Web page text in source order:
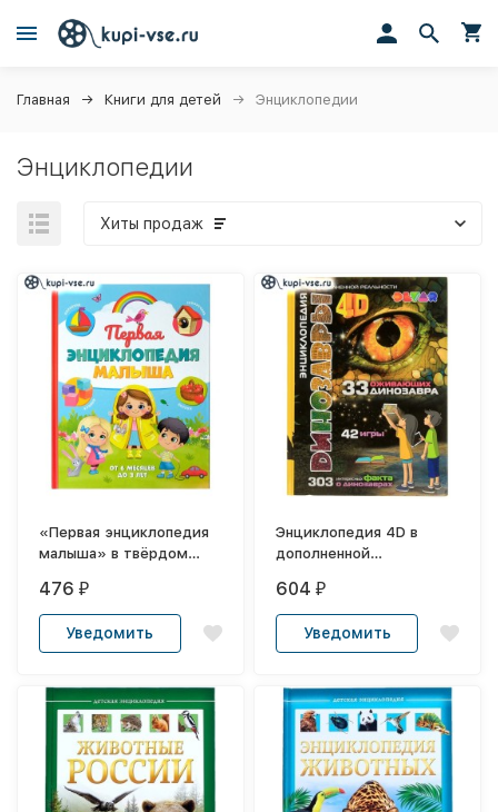
Главная Книги для детей Энциклопедии
Энциклопедии
Хиты продаж
«Первая энциклопедия
малыша» в твёрдом
476₽
Уведомить
Энциклопедия 4D в
дополненной
«Динозавры»
604₽
Уведомить